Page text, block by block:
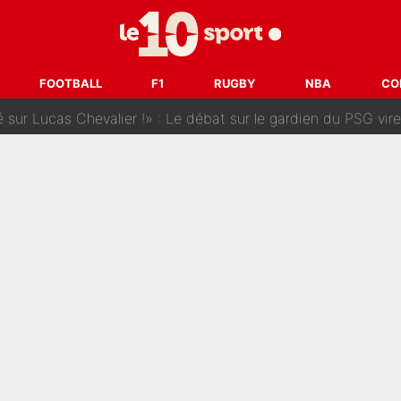
FOOTBALL F1 RUGBY NBA
les inséparables Kylian Mbappé et Achraf Hakimi
ses vacances, la star du XV de France a perdu sa
ça...» : Kylian Mbappé raconte sa première rencontre avec
Benatia s'est battu pendant six mois pour le retenir à l'OM, le PSG a